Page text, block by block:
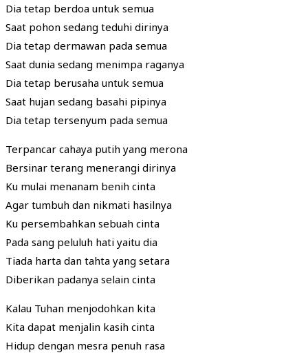
Dia tetap berdoa untuk semua
Saat pohon sedang teduhi dirinya
Dia tetap dermawan pada semua
Saat dunia sedang menimpa raganya
Dia tetap berusaha untuk semua
Saat hujan sedang basahi pipinya
Dia tetap tersenyum pada semua
Terpancar cahaya putih yang merona
Bersinar terang menerangi dirinya
Ku mulai menanam benih cinta
Agar tumbuh dan nikmati hasilnya
Ku persembahkan sebuah cinta
Pada sang peluluh hati yaitu dia
Tiada harta dan tahta yang setara
Diberikan padanya selain cinta
Kalau Tuhan menjodohkan kita
Kita dapat menjalin kasih cinta
Hidup dengan mesra penuh rasa